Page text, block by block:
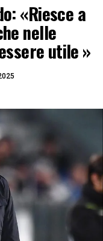
«Riesce a
nelle
utile »